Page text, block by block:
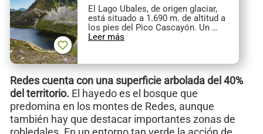
El Lago Ubales, de origen glaciar,
está situado a 1.690 m. de altitud a
los pies del Pico Cascayón. Un …
Leer más
Redes cuenta con una superficie arbolada del 40%
del territorio. El hayedo es el bosque que
predomina en los montes de Redes, aunque
también hay que destacar importantes zonas de